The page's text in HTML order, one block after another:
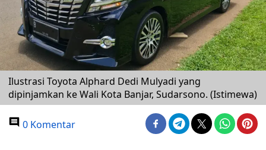
Ilustrasi Toyota Alphard Dedi Mulyadi yang
dipinjamkan ke Wali Kota Banjar, Sudarsono. (Istimewa)
0 Komentar